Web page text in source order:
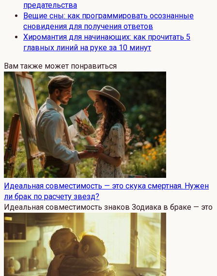
предательства
Вещие сны: как программировать осознанные
сновидения для получения ответов
Хиромантия для начинающих: как прочитать 5
главных линий на руке за 10 минут
Вам также может понравиться
Идеальная совместимость — это скука смертная. Нужен
ли брак по расчету звезд?
Идеальная совместимость знаков Зодиака в браке — это